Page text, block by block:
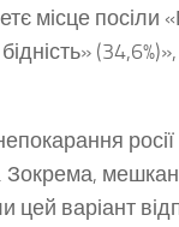
місце посіли
Зокрема,
варіант